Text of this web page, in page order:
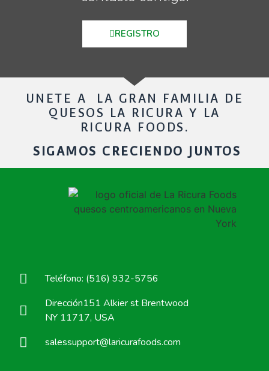
REGISTRO
UNETE A LA GRAN FAMILIA DE
QUESOS LA RICURA Y LA
RICURA FOODS.
SIGAMOS CRECIENDO JUNTOS
Teléfono: (516) 932-5756
Dirección151 Alkier st Brentwood
NY 11717, USA
salessupport@laricurafoods.com